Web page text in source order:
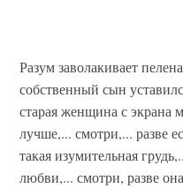
Разум заволакивает
собственный сын
старая женщина с экрана
лучше,... смотри,... разве
такая изумительная
любви,... смотри, разве